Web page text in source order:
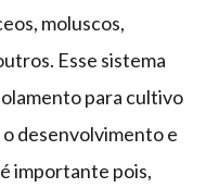
moluscos,
Esse sistema
para cultivo
desenvolvimento e
importante pois,